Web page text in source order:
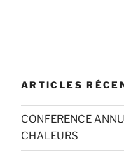
ARTICLES
CONFERENCE
CHALEURS